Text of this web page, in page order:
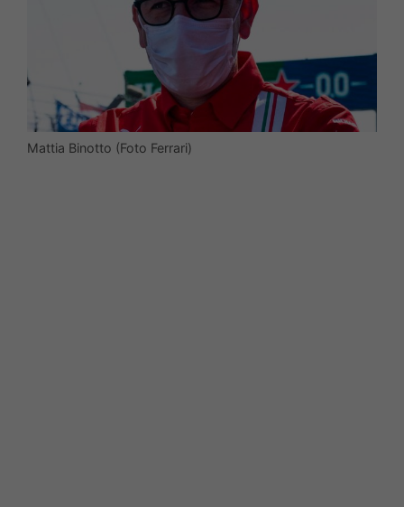
Mattia Binotto (Foto Ferrari)